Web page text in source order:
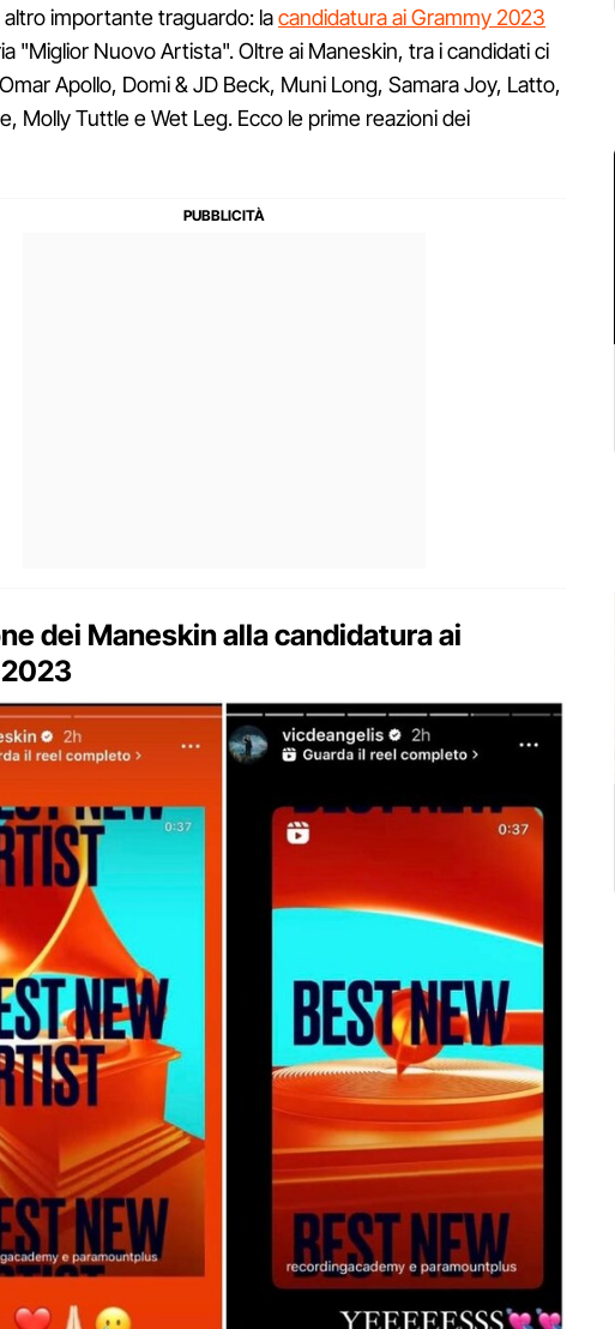
importante traguardo: lacandidatura ai Grammy 2023
"Miglior Nuovo Artista". Oltre ai Maneskin, tra i candidati ci
Apollo, Domi & JD Beck, Muni Long, Samara Joy, Latto,
Molly Tuttle e Wet Leg. Ecco le prime reazioni dei
dei Maneskin alla candidatura ai